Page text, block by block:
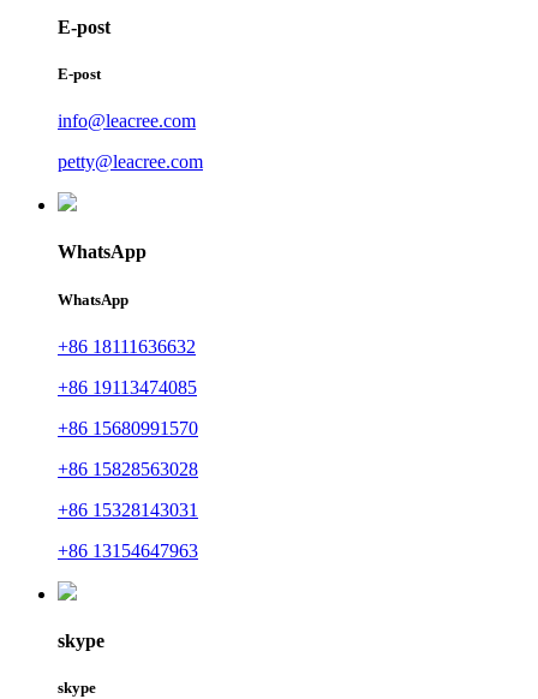
E-post
E-post
info@leacree.com
petty@leacree.com
WhatsApp
WhatsApp
+86 18111636632
+86 19113474085
+86 15680991570
+86 15828563028
+86 15328143031
+86 13154647963
skype
skype